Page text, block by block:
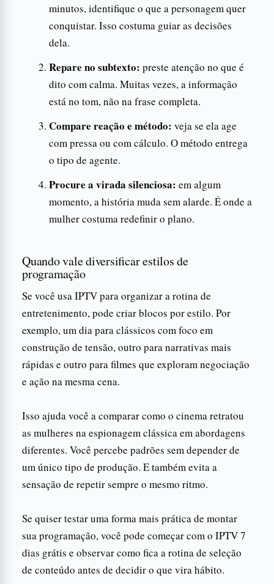
minutos, identifique o que a personagem quer
conquistar. Isso costuma guiar as decisões
dela.
Repare no subtexto: preste atenção no que é
dito com calma. Muitas vezes, a informação
está no tom, não na frase completa.
Compare reação e método: veja se ela age
com pressa ou com cálculo. O método entrega
o tipo de agente.
Procure a virada silenciosa: em algum
momento, a história muda sem alarde. É onde a
mulher costuma redefinir o plano.
Quando vale diversificar estilos de
programação
Se você usa IPTV para organizar a rotina de
entretenimento, pode criar blocos por estilo. Por
exemplo, um dia para clássicos com foco em
construção de tensão, outro para narrativas mais
rápidas e outro para filmes que exploram negociação
e ação na mesma cena.
Isso ajuda você a comparar como o cinema retratou
as mulheres na espionagem clássica em abordagens
diferentes. Você percebe padrões sem depender de
um único tipo de produção. E também evita a
sensação de repetir sempre o mesmo ritmo.
Se quiser testar uma forma mais prática de montar
sua programação, você pode começar com o IPTV 7
dias grátis e observar como fica a rotina de seleção
de conteúdo antes de decidir o que vira hábito.